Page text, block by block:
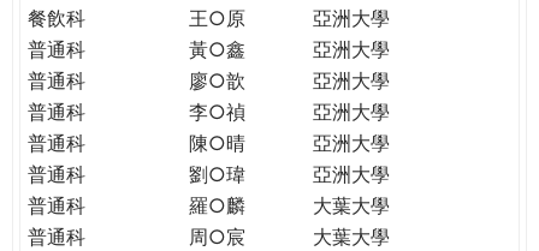
餐飲科
王○原
亞洲大學
普通科
黃○鑫
亞洲大學
普通科
廖○歆
亞洲大學
普通科
李○禎
亞洲大學
普通科
陳○晴
亞洲大學
普通科
劉○瑋
亞洲大學
普通科
羅○麟
大葉大學
普通科
周○宸
大葉大學